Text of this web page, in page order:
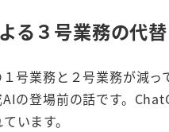
３号業務の代替
号業務と２号業務が減
の登場前の話です。
います。